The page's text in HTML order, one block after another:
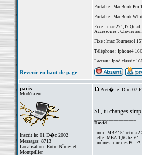
Portable : MacBook Pro
Portable : MacBook
Fixe : Imac 27", I7
Accessoires : Clavier
Fixe : Imac Tournesol 15"
Téléphone : Iphone4
Lecteur : Ipod classic
Revenir en haut de page
pacis
Modérateur
Inscrit le: 01 D�c 2002
Messages: 8713
Localisation: Entre Nîmes et
Montpellier
Post� le: Dim 07
Si , tu changes
David
- moi : MBP 15" retina
- elle : MBA 1,6Ghz V1
- mômes : que des PC